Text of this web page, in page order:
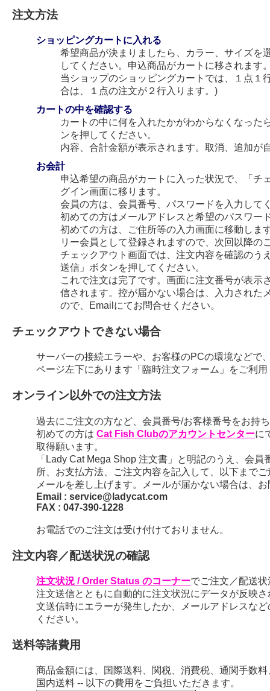
注文方法
ショッピングカートに入れる
希望商品が決まりましたら、カラー、サイズを
してください。申込商品がカートに移されます
当ショップのショッピングカートでは、１点１
合は、１点の注文が２行入ります。)
カートの中を確認する
カートの中に何を入れたかがわからなくなった
ンを押してください。
内容、合計金額が表示されます。取消、追加が
お会計
申込希望の商品がカートに入った状況で、「チ
グイン画面に移ります。
会員の方は、会員番号、パスワードを入力して
初めての方はメールアドレスと希望のパスワー
初めての方は、ご住所等の入力画面に移動しま
リー会員として登録されますので、次回以降の
チェックアウト画面では、注文内容を確認のう
送信」ボタンを押してください。
これで注文は完了です。画面に注文番号が表
信されます。控が届かない場合は、入力された
ので、Emailにてお問合せください。
チェックアウトできない場合
サーバーの接続エラーや、お客様のPCの環境などで
ページ左下にあります「臨時注文フォーム」をご利
オンライン以外での注文方法
過去にご注文の方など、会員番号/お客様番号をお持
初めての方は Cat Fish Clubのアカウントセンターに
取得願います。
「Lady Cat Mega Shop 注文書」と明記のうえ、会
所、お支払方法、ご注文内容を記入して、以下まで
メールを差し上げます。メールが届かない場合は、
Email : service@ladycat.com
FAX : 047-390-1228
お電話でのご注文は受け付けておりません。
注文内容／配送状況の確認
注文状況 / Order Status のコーナーでご注文／配送
注文送信とともに自動的に注文状況にデータが反映
文送信時にエラーが発生したか、メールアドレスな
ください。
送料等諸費用
商品金額には、国際送料、関税、消費税、通関手数
国内送料 -- 以下の費用をご負担いただきます。